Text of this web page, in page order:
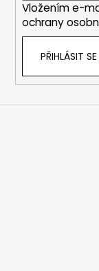
Vložením e-
ochrany
PŘIHLÁSIT SE